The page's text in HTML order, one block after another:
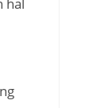
hal